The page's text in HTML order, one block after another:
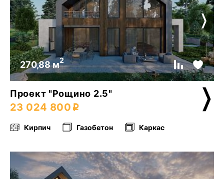
270,88 м2
Проект "Рощино 2.5"
23 024 800
Кирпич Газобетон Каркас